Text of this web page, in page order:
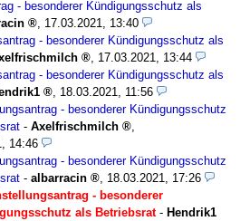
- besonderer Kündigungsschutz als
, 17.03.2021, 13:40
- besonderer Kündigungsschutz als
, 17.03.2021, 13:44
- besonderer Kündigungsschutz als
, 18.03.2021, 11:56
- besonderer Kündigungsschutz
- Axelfrischmilch
,
14:46
- besonderer Kündigungsschutz
- albarracin , 18.03.2021, 17:26
- besonderer
als Betriebsrat- Hendrik1